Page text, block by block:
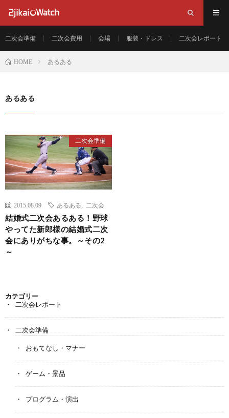
二次会準備 二次会費用 会場 服装・ドレス 二次会レポート
HOME あるある
あるある
二次会準備
2015.08.09 あるある 二次会
結婚式二次会あるある！野球
やってた新郎様の結婚式二次
会にありがちな事。～その2
～
カテゴリー
二次会レポート
二次会準備
おもてなし・マナー
ゲーム・景品
プログラム・演出